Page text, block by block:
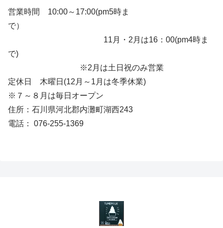
営業時間 10:00～17:00(pm5時ま
で）
11月・2月は16：00(pm4時ま
で)
※2月は土日祝のみ営業
定休日 木曜日(12月～1月は冬季休業)
※７～８月は毎日オープン
住所：石川県河北郡内灘町湖西243
電話： 076-255-1369